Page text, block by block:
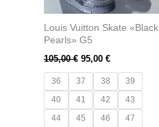
Louis Vuitton Skate «Black
Pearls» G5
105,00€ 95,00 €
36 37 38
39
40
41 42
43
44
45 46 47
pueden
elegir
la
página
de
producto